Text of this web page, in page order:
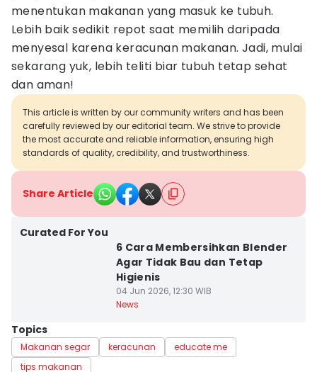
menentukan makanan yang masuk ke tubuh.
Lebih baik sedikit repot saat memilih daripada
menyesal karena keracunan makanan. Jadi, mulai
sekarang yuk, lebih teliti biar tubuh tetap sehat
dan aman!
This article is written by our community writers and has been
carefully reviewed by our editorial team. We strive to provide
the most accurate and reliable information, ensuring high
standards of quality, credibility, and trustworthiness.
Share Article
Curated For You
6 Cara Membersihkan Blender
Agar Tidak Bau dan Tetap
Higienis
04 Jun 2026, 12:30 WIB
News
Topics
Makanan segar keracunan
educate me
tips makanan